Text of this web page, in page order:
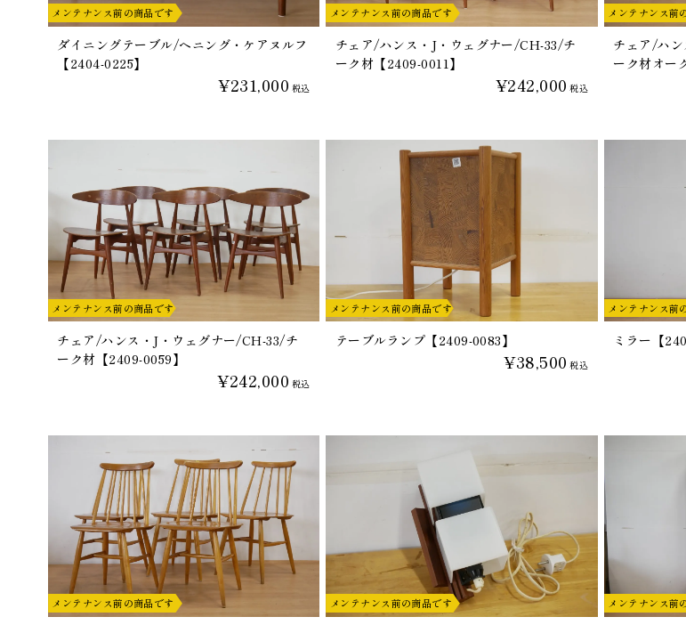
ダイニングテーブル/ヘニング・ケアヌルフ
【2404-0225】
¥231,000 税込
メンテナンス前の商品です
チェア/ハンス・J・ウェグナー/CH-33/チ
ーク材【2409-0011】
¥242,000 税込
メンテナンス前の商品です
チェア/ハ
ーク材オー
メンテナンス前
チェア/ハンス・J・ウェグナー/CH-33/チ
ーク材【2409-0059】
¥242,000 税込
メンテナンス前の商品です
テーブルランプ【2409-0083】
¥38,500 税込
メンテナンス前の商品です
ミラー【
メンテナンス前
メンテナンス前の商品です メンテナンス前の商品です メンテナンス前